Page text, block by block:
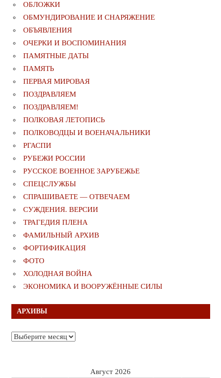
ОБЛОЖКИ
ОБМУНДИРОВАНИЕ И СНАРЯЖЕНИЕ
ОБЪЯВЛЕНИЯ
ОЧЕРКИ И ВОСПОМИНАНИЯ
ПАМЯТНЫЕ ДАТЫ
ПАМЯТЬ
ПЕРВАЯ МИРОВАЯ
ПОЗДРАВЛЯЕМ
ПОЗДРАВЛЯЕМ!
ПОЛКОВАЯ ЛЕТОПИСЬ
ПОЛКОВОДЦЫ И ВОЕНАЧАЛЬНИКИ
РГАСПИ
РУБЕЖИ РОССИИ
РУССКОЕ ВОЕННОЕ ЗАРУБЕЖЬЕ
СПЕЦСЛУЖБЫ
СПРАШИВАЕТЕ — ОТВЕЧАЕМ
СУЖДЕНИЯ. ВЕРСИИ
ТРАГЕДИЯ ПЛЕНА
ФАМИЛЬНЫЙ АРХИВ
ФОРТИФИКАЦИЯ
ФОТО
ХОЛОДНАЯ ВОЙНА
ЭКОНОМИКА И ВООРУЖЁННЫЕ СИЛЫ
АРХИВЫ
Архивы
Август 2026